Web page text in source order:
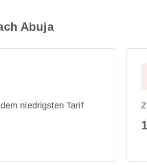
Abuja
niedrigsten Tarif
1